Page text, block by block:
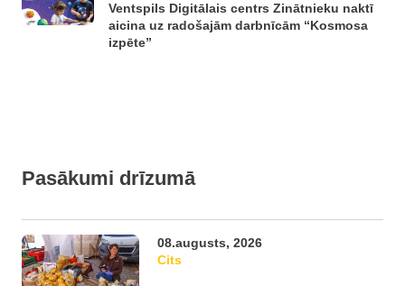
Ventspils Digitālais centrs Zinātnieku naktī
aicina uz radošajām darbnīcām “Kosmosa
izpēte”
Pasākumi drīzumā
08.augusts, 2026
Cits